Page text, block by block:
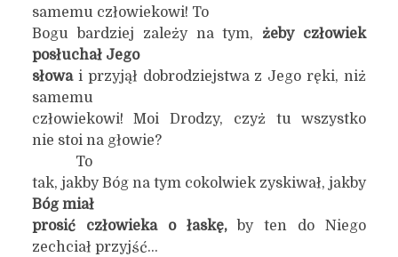
samemu człowiekowi! To
Bogu bardziej zależy na tym, żeby człowiek
posłuchał Jego
słowai przyjął dobrodziejstwa z Jego ręki, niż
samemu
człowiekowi! Moi Drodzy, czyż tu wszystko
nie stoi na głowie?
To
tak, jakby Bóg na tym cokolwiek zyskiwał, jakby
Bóg miał
prosić człowieka o łaskę,by ten do Niego
zechciał przyjść…